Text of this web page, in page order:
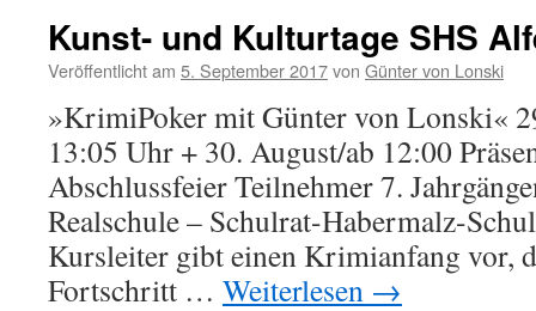
Kunst- und Kulturtage SHS
Veröffentlicht am 5. September 2017von Günter von Lonski
»KrimiPoker mit Günter von Lonski«
13:05 Uhr + 30. August/ab 12:00
Abschlussfeier Teilnehmer 7.
Realschule – Schulrat-Habermalz-
Kursleiter gibt einen Krimianfang vor,
Fortschritt … Weiterlesen →